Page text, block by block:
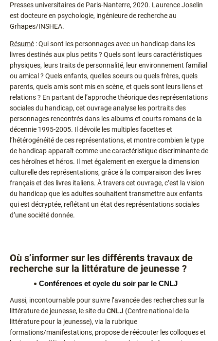
Presses universitaires de Paris-Nanterre, 2020. Laurence Joselin
est docteure en psychologie, ingénieure de recherche au
Grhapes/INSHEA.
Résumé : Qui sont les personnages avec un handicap dans les
livres destinés aux plus petits ? Quels sont leurs caractéristiques
physiques, leurs traits de personnalité, leur environnement familial
ou amical ? Quels enfants, quelles soeurs ou quels frères, quels
parents, quels amis sont mis en scène, et quels sont leurs liens et
relations ? En partant de l’approche théorique des représentations
sociales du handicap, cet ouvrage analyse les portraits des
personnages rencontrés dans les albums et courts romans de la
décennie 1995-2005. Il dévoile les multiples facettes et
l’hétérogénéité de ces représentations, et montre combien le type
de handicap apparaît comme une caractéristique discriminante de
ces héroïnes et héros. Il met également en exergue la dimension
culturelle des représentations, grâce à la comparaison des livres
français et des livres italiens. À travers cet ouvrage, c’est la vision
du handicap que les adultes souhaitent transmettre aux enfants
qui est décryptée, reflétant un état des représentations sociales
d’une société donnée.
Où s’informer sur les différents travaux de
recherche sur la littérature de jeunesse ?
Conférences et cycle du soir par le CNLJ
Aussi, incontournable pour suivre l’avancée des recherches sur la
littérature de jeunesse, le site du CNLJ (Centre national de la
littérature pour la jeunesse), via la rubrique
formations/manifestations, propose de réécouter les colloques et